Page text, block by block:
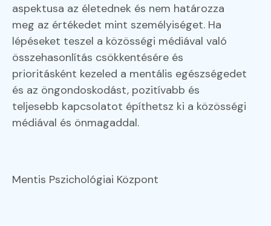
aspektusa az életednek és nem határozza
meg az értékedet mint személyiséget. Ha
lépéseket teszel a közösségi médiával való
összehasonlítás csökkentésére és
prioritásként kezeled a mentális egészségedet
és az öngondoskodást, pozitívabb és
teljesebb kapcsolatot építhetsz ki a közösségi
médiával és önmagaddal.
Mentis Pszichológiai Központ